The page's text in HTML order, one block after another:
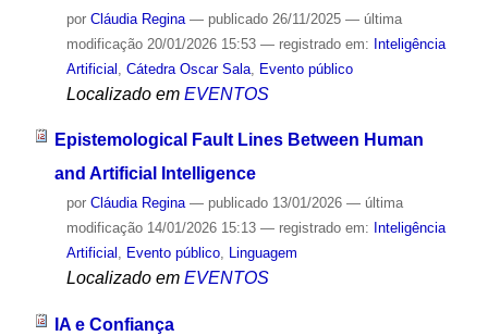
por Cláudia Regina — publicado26/11/2025 — última
modificação20/01/2026 15:53 — registrado em: Inteligência
Artificial Cátedra Oscar Sala, Evento público
Localizado em EVENTOS
Epistemological Fault Lines Between Human
and Artificial Intelligence
por Cláudia Regina — publicado13/01/2026 — última
modificação14/01/2026 15:13 — registrado em: Inteligência
Artificial , Evento público, Linguagem
Localizado em EVENTOS
IA e Confiança